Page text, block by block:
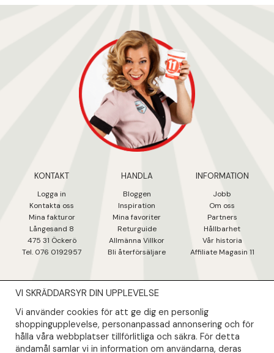
KONTAKT
Logga in
Kontakta oss
Mina fakturor
Långesand 8
475 31 Öckerö
Tel. 076 0192957
HANDLA
Bloggen
Inspiration
Mina favoriter
Returguide
Allmänna Villkor
Bli återförsäljare
INFORMATION
Jobb
Om oss
Partners
Hållbarhet
Vår historia
Affiliate Magasin 11
NYHETSBREV
Såklart skall du ta del av våra bästa erbjudanden & nyheter!
VI SKRÄDDARSYR DIN UPPLEVELSE
Vi använder cookies för att ge dig en personlig
shoppingupplevelse, personanpassad annonsering och för
hålla våra webbplatser tillförlitliga och säkra. För detta
ändamål samlar vi in information om användarna, deras